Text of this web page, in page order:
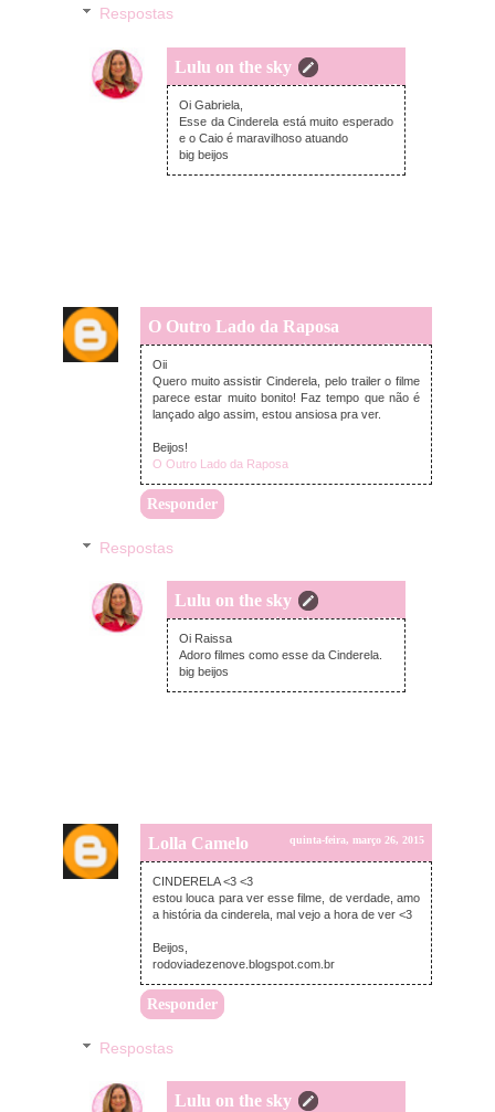
Respostas
Lulu on the sky
quinta-feira, março 26, 2015
Oi Gabriela,
Esse da Cinderela está muito esperado
e o Caio é maravilhoso atuando
big beijos
O Outro Lado da Raposa
quinta-feira, março 26, 2015
Oii
Quero muito assistir Cinderela, pelo trailer o filme
parece estar muito bonito! Faz tempo que não é
lançado algo assim, estou ansiosa pra ver.
Beijos!
O Outro Lado da Raposa
Responder
Respostas
Lulu on the sky
quinta-feira, março 26, 2015
Oi Raissa
Adoro filmes como esse da Cinderela.
big beijos
Lolla Camelo quinta-feira, março 26, 2015
CINDERELA <3 <3
estou louca para ver esse filme, de verdade, amo
a história da cinderela, mal vejo a hora de ver <3
Beijos,
rodoviadezenove.blogspot.com.br
Responder
Respostas
Lulu on the sky